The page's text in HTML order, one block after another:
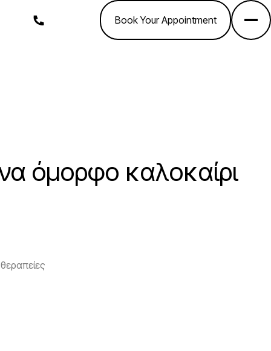
210 9911800 Book Your Appointment
όμορφο καλοκαίρι